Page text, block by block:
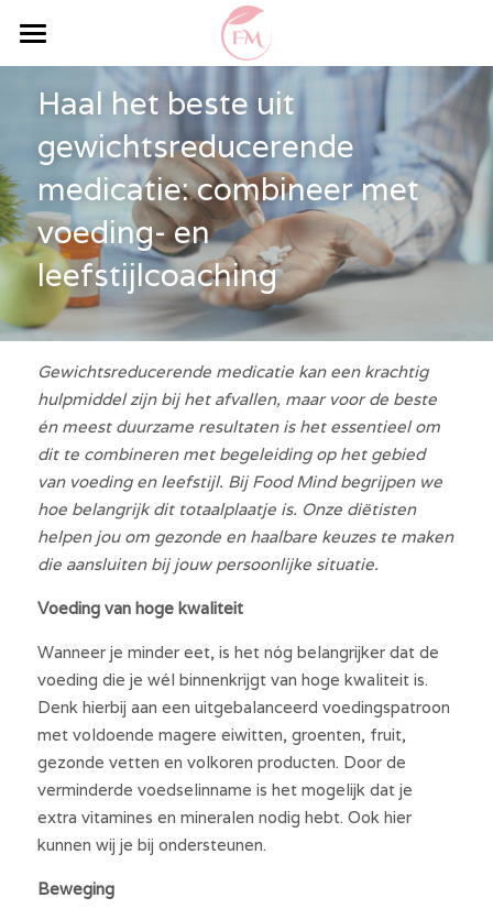
Home
Specialisaties
Lichaamsanalyse
Professionals & Kwaliteit
Contact & Locaties
Praktische Informatie
Leefstijlprogramma
Blog
Recepten
Vacatures
Nederlands
Nederlands
English
Afspraak maken
Haal het beste uit
gewichtsreducerende
medicatie: combineer met
voeding- en
leefstijlcoaching
Gewichtsreducerende medicatie kan een krachtig
hulpmiddel zijn bij het afvallen, maar voor de beste
én meest duurzame resultaten is het essentieel om
dit te combineren met begeleiding op het gebied
van voeding en leefstijl. Bij Food Mind begrijpen we
hoe belangrijk dit totaalplaatje is. Onze diëtisten
helpen jou om gezonde en haalbare keuzes te maken
die aansluiten bij jouw persoonlijke situatie.
Voeding van hoge kwaliteit
Wanneer je minder eet, is het nóg belangrijker dat de
voeding die je wél binnenkrijgt van hoge kwaliteit is.
Denk hierbij aan een uitgebalanceerd voedingspatroon
met voldoende magere eiwitten, groenten, fruit,
gezonde vetten en volkoren producten. Door de
verminderde voedselinname is het mogelijk dat je
extra vitamines en mineralen nodig hebt. Ook hier
kunnen wij je bij ondersteunen.
Beweging